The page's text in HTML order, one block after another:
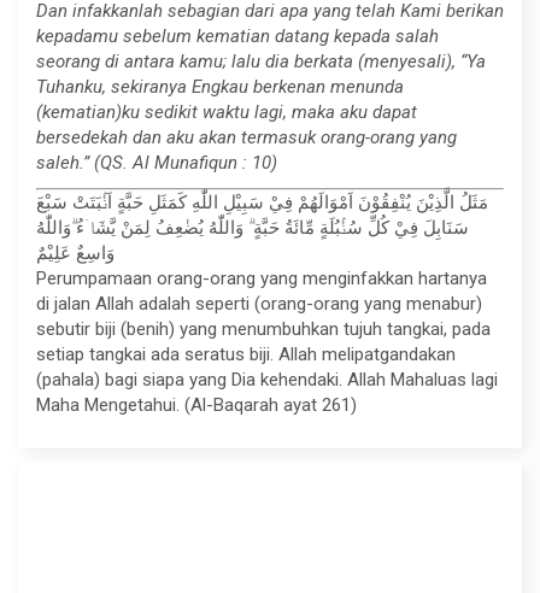
Dan infakkanlah sebagian dari apa yang telah Kami berikan
kepadamu sebelum kematian datang kepada salah
seorang di antara kamu; lalu dia berkata (menyesali), “Ya
Tuhanku, sekiranya Engkau berkenan menunda
(kematian)ku sedikit waktu lagi, maka aku dapat
bersedekah dan aku akan termasuk orang-orang yang
saleh.” (QS. Al Munafiqun : 10)
مَثَلُ الَّذِيْنَ يُنْفِقُوْنَ اَمْوَالَهُمْ فِيْ سَبِيْلِ اللّٰهِ كَمَثَلِ حَبَّةٍ اَنْۢبَتَتْ سَبْعَ
سَنَابِلَ فِيْ كُلِّ سُنْۢبُلَةٍ مِّائَةُ حَبَّةٍ ۗ وَاللّٰهُ يُضٰعِفُ لِمَنْ يَّشَاۤءُ ۗوَاللّٰهُ
وَاسِعٌ عَلِيْمٌ
Perumpamaan orang-orang yang menginfakkan hartanya
di jalan Allah adalah seperti (orang-orang yang menabur)
sebutir biji (benih) yang menumbuhkan tujuh tangkai, pada
setiap tangkai ada seratus biji. Allah melipatgandakan
(pahala) bagi siapa yang Dia kehendaki. Allah Mahaluas lagi
Maha Mengetahui. (Al-Baqarah ayat 261)